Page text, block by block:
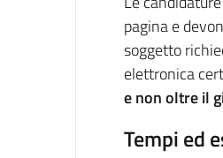
pagina e
soggetto
elettronica
e non oltre il
Tempi ed